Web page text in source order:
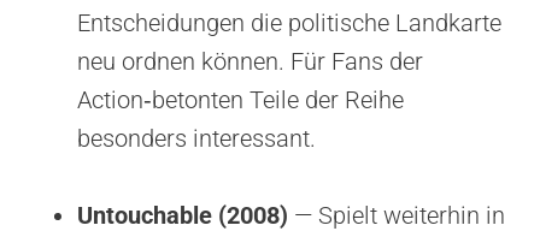
Entscheidungen die politische Landkarte
neu ordnen können. Für Fans der
Action‑betonten Teile der Reihe
besonders interessant.
Untouchable (2008) — Spielt weiterhin in